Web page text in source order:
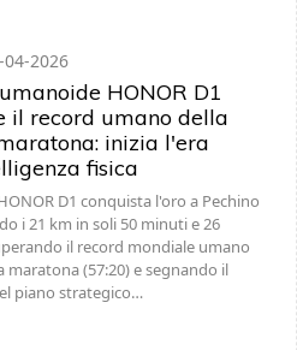
04-2026
HONOR D1
il record umano della
inizia l'era
fisica
D1 conquista l'oro a Pechino
i 21 km in soli 50 minuti e 26
il record mondiale umano
maratona (57:20) e segnando il
piano strategico…